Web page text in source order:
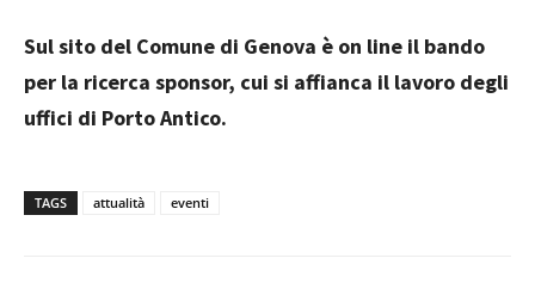
Sul sito del Comune di Genova è on line il bando
per la ricerca sponsor, cui si affianca il lavoro degli
uffici di Porto Antico.
TAGS attualità eventi